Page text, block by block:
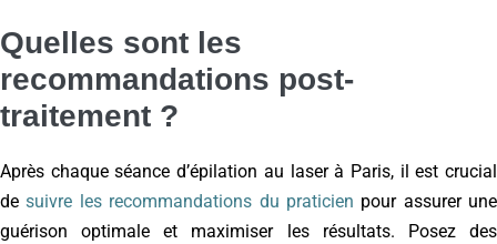
Quelles sont les
recommandations post-
traitement ?
Après chaque séance d’épilation au laser à Paris, il est crucial
desuivre les recommandations du praticien pour assurer une
guérison optimale et maximiser les résultats. Posez des